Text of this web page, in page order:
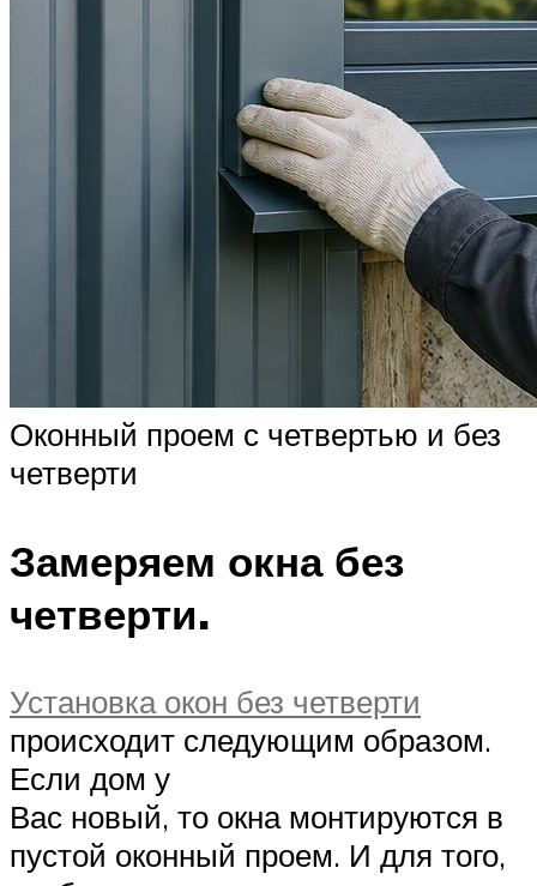
Оконный проем с четвертью и без
четверти
Замеряем окна без
четверти.
Установка окон без четверти
происходит следующим образом.
Если дом у
Вас новый, то окна монтируются в
пустой оконный проем. И для того,